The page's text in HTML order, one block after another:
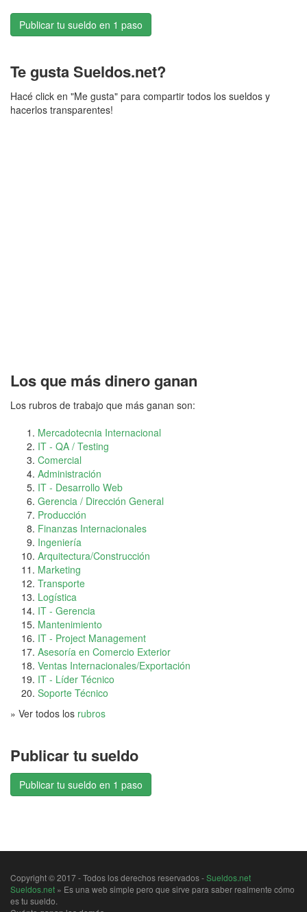
Publicar tu sueldo en 1 paso
Te gusta Sueldos.net?
Hacé click en "Me gusta" para compartir todos los sueldos y
hacerlos transparentes!
Los que más dinero ganan
Los rubros de trabajo que más ganan son:
Mercadotecnia Internacional
IT - QA / Testing
Comercial
Administración
IT - Desarrollo Web
Gerencia / Dirección General
Producción
Finanzas Internacionales
Ingeniería
Arquitectura/Construcción
Marketing
Transporte
Logística
IT - Gerencia
Mantenimiento
IT - Project Management
Asesoría en Comercio Exterior
Ventas Internacionales/Exportación
IT - Líder Técnico
Soporte Técnico
» Ver todos los rubros
Publicar tu sueldo
Publicar tu sueldo en 1 paso
Copyright © 2017 - Todos los derechos reservados -Sueldos.net
Sueldos.net » Es una web simple pero que sirve para saber realmente cómo
es tu sueldo.